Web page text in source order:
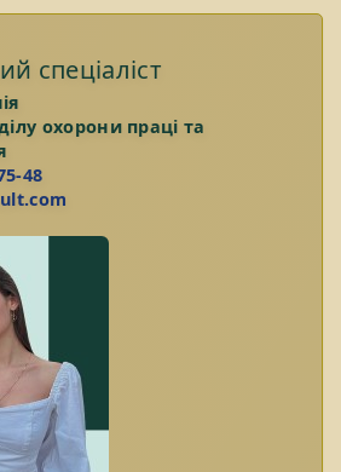
спеціаліст
охорони праці та
48